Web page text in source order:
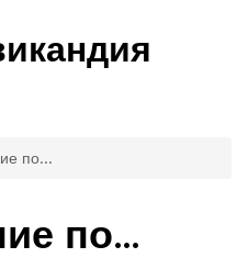
по...
по...